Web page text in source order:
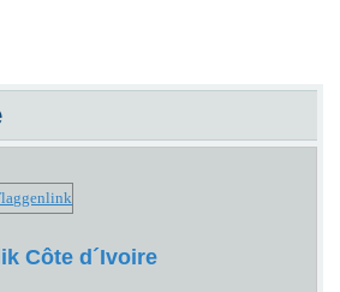
Côte d´Ivoire